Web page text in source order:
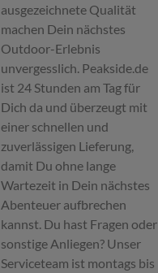
ausgezeichnete Qualität
machen Dein nächstes
Outdoor-Erlebnis
unvergesslich. Peakside.de
ist 24 Stunden am Tag für
Dich da und überzeugt mit
einer schnellen und
zuverlässigen Lieferung,
damit Du ohne lange
Wartezeit in Dein nächstes
Abenteuer aufbrechen
kannst. Du hast Fragen oder
sonstige Anliegen? Unser
Serviceteam ist montags bis